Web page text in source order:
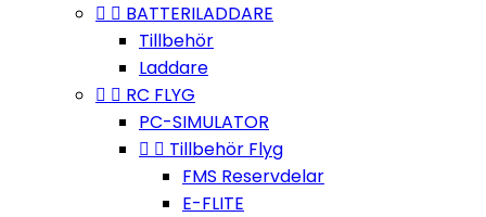
  BATTERILADDARE
Tillbehör
Laddare
  RC FLYG
PC-SIMULATOR
  Tillbehör Flyg
FMS Reservdelar
E-FLITE